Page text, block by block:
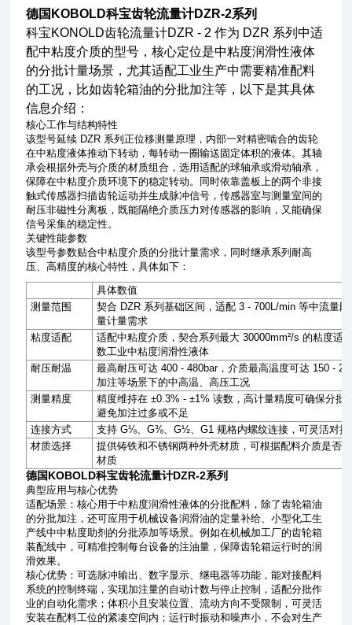
德国KOBOLD科宝齿轮流量计DZR-2系列
科宝KONOLD齿轮流量计DZR - 2 作为 DZR 系列中适
配中粘度介质的型号，核心定位是中粘度润滑性液体
的分批计量场景，尤其适配工业生产中需要精准配料
的工况，比如齿轮箱油的分批加注等，以下是其具体
信息介绍：
核心工作与结构特性
该型号延续 DZR 系列正位移测量原理，内部一对精密啮合的齿轮
在中粘度液体推动下转动，每转动一圈输送固定体积的液体。其轴
承会根据外壳与介质的材质组合，选用适配的球轴承或滑动轴承，
保障在中粘度介质环境下的稳定转动。同时依靠盖板上的两个非接
触式传感器扫描齿轮运动并生成脉冲信号，传感器室与测量室间的
耐压非磁性分离板，既能隔绝介质压力对传感器的影响，又能确保
信号采集的稳定性。
关键性能参数
该型号参数贴合中粘度介质的分批计量需求，同时继承系列耐高
压、高精度的核心特性，具体如下：
具体数值
测量范围
契合 DZR 系列基础区间，适配 3 - 700L/min等中流量
量计量需求
粘度适配
适配中粘度介质，契合系列最大 30000mm²/s的粘度适
数工业中粘度润滑性液体
耐压耐温
最高耐压可达 400 - 480bar，介质最高温度可达 150 -
加注等场景下的中高温、高压工况
测量精度
精度维持在 ±0.3% - ±1%读数，高计量精度可确保分批
避免加注过多或不足
连接方式
支持 G⅛、G⅜、G½、G1规格内螺纹连接，可灵活对
材质选择
提供铸铁和不锈钢两种外壳材质，可根据配料介质是否
材质
德国KOBOLD科宝齿轮流量计DZR-2系列
典型应用与核心优势
适配场景：核心用于中粘度润滑性液体的分批配料，除了齿轮箱油
的分批加注，还可应用于机械设备润滑油的定量补给、小型化工生
产线中中粘度助剂的分批添加等场景。例如在机械加工厂的齿轮箱
装配线中，可精准控制每台设备的注油量，保障齿轮箱运行时的润
滑效果。
核心优势：可选脉冲输出、数字显示、继电器等功能，能对接配料
系统的控制终端，实现加注量的自动计数与停止控制，适配分批作
业的自动化需求；体积小且安装位置、流动方向不受限制，可灵活
安装在配料工位的紧凑空间内；运行时振动和噪声小，不会对生产